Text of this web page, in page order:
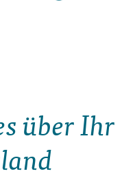
über Ihr